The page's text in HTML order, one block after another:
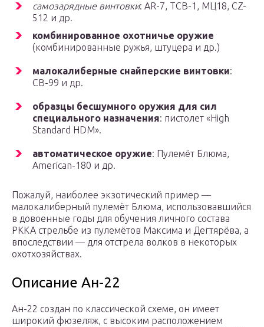
самозарядные винтовки: AR-7, ТСВ-1, МЦ18, CZ-
512 и др.
комбинированное охотничье оружие
(комбинированные ружья, штуцера и др.)
малокалиберные снайперские винтовки:
СВ-99 и др.
образцы бесшумного оружия для сил
специального назначения: пистолет «High
Standard HDM».
автоматическое оружие: Пулемёт Блюма,
American-180 и др.
Пожалуй, наиболее экзотический пример —
малокалиберный пулемёт Блюма, использовавшийся
в довоенные годы для обучения личного состава
РККА стрельбе из пулемётов Максима и Дегтярёва, а
впоследствии — для отстрела волков в некоторых
охотхозяйствах.
Описание Ан-22
Ан-22 создан по классической схеме, он имеет
широкий фюзеляж, с высоким расположением